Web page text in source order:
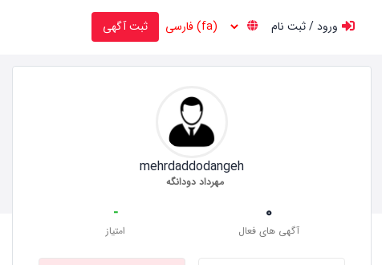
ورود / ثبت نام ثبت آگهی
mehrdaddodangeh
مهرداد دودانگه
0
آگهی های فعال
-
امتیاز